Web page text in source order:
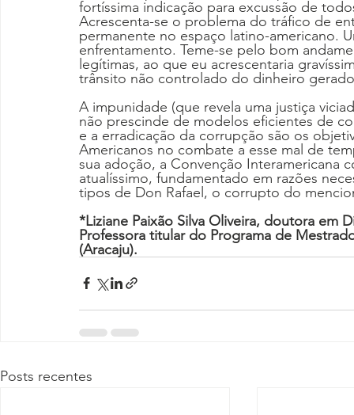
fortíssima indicação para excussão de
Acrescenta-se o problema do tráfico de
permanente no espaço latino-americano.
enfrentamento. Teme-se pelo bom
legítimas, ao que eu acrescentaria
trânsito não controlado do dinheiro
A impunidade (que revela uma justiça
não prescinde de modelos eficientes de
e a erradicação da corrupção são os
Americanos no combate a esse mal de
sua adoção, a Convenção Interamericana
atualíssimo, fundamentado em razões
tipos de Don Rafael, o corrupto do
*Liziane Paixão Silva Oliveira, doutora em
Professora titular do Programa de
(Aracaju).
Posts recentes